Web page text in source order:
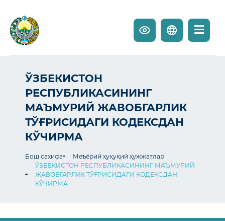
ЎЗБЕКИСТОН
РЕСПУБЛИКАСИНИНГ
МАЪМУРИЙ ЖАВОБГАРЛИК
ТЎҒРИСИДАГИ КОДЕКСДАН
КЎЧИРМА
Бош саҳифа
Меъёрий ҳуқуқий ҳужжатлар
ЎЗБЕКИСТОН РЕСПУБЛИКАСИНИНГ МАЪМУРИЙ
ЖАВОБГАРЛИК ТЎҒРИСИДАГИ КОДЕКСДАН
КЎЧИРМА